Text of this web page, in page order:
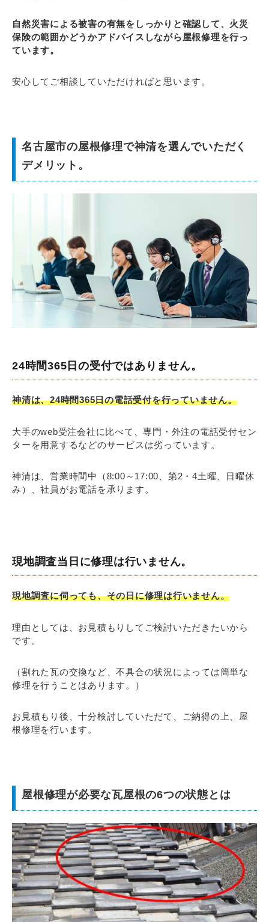
自然災害による被害の有無をしっかりと確認して、火災
保険の範囲かどうかアドバイスしながら屋根修理を行っ
ています。
安心してご相談していただければと思います。
名古屋市の屋根修理で神清を選んでいただく
デメリット。
24時間365日の受付ではありません。
神清は、24時間365日の電話受付を行っていません。
大手のweb受注会社に比べて、専門・外注の電話受付セン
ターを用意するなどのサービスは劣っています。
神清は、営業時間中（8:00～17:00、第2・4土曜、日曜休
み）、社員がお電話を承ります。
現地調査当日に修理は行いません。
現地調査に伺っても、その日に修理は行いません。
理由としては、お見積もりしてご検討いただきたいから
です。
（割れた瓦の交換など、不具合の状況によっては簡単な
修理を行うことはあります。）
お見積もり後、十分検討していただて、ご納得の上、屋
根修理を行います。
屋根修理が必要な瓦屋根の6つの状態とは